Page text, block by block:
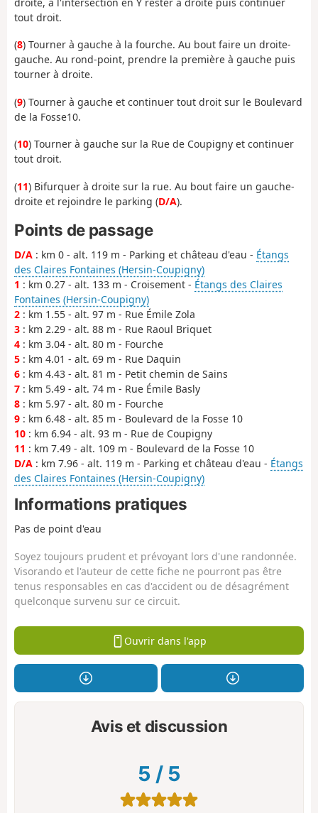
tout droit.
(8) Tourner à gauche à la fourche. Au bout faire un droite-
gauche. Au rond-point, prendre la première à gauche puis
tourner à droite.
(9) Tourner à gauche et continuer tout droit sur le Boulevard
de la Fosse10.
(10) Tourner à gauche sur la Rue de Coupigny et continuer
tout droit.
(11) Bifurquer à droite sur la rue. Au bout faire un gauche-
droite et rejoindre le parking (D/A).
Points de passage
D/A : km 0 - alt. 119 m - Parking et château d'eau - Étangs
des Claires Fontaines (Hersin-Coupigny)
1 : km 0.27 - alt. 133 m - Croisement - Étangs des Claires
Fontaines (Hersin-Coupigny)
2 : km 1.55 - alt. 97 m - Rue Émile Zola
3 : km 2.29 - alt. 88 m - Rue Raoul Briquet
4 : km 3.04 - alt. 80 m - Fourche
5 : km 4.01 - alt. 69 m - Rue Daquin
6 : km 4.43 - alt. 81 m - Petit chemin de Sains
7 : km 5.49 - alt. 74 m - Rue Émile Basly
8 : km 5.97 - alt. 80 m - Fourche
9 : km 6.48 - alt. 85 m - Boulevard de la Fosse 10
10 : km 6.94 - alt. 93 m - Rue de Coupigny
11 : km 7.49 - alt. 109 m - Boulevard de la Fosse 10
D/A : km 7.96 - alt. 119 m - Parking et château d'eau - Étangs
des Claires Fontaines (Hersin-Coupigny)
Informations pratiques
Pas de point d'eau
Soyez toujours prudent et prévoyant lors d'une randonnée.
Visorando et l'auteur de cette fiche ne pourront pas être
tenus responsables en cas d'accident ou de désagrément
quelconque survenu sur ce circuit.
Ouvrir dans l'app
Avis et discussion
5 / 5